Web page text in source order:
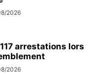
2026
arrestations lors
2026